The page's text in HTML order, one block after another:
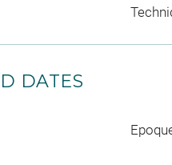
DATES